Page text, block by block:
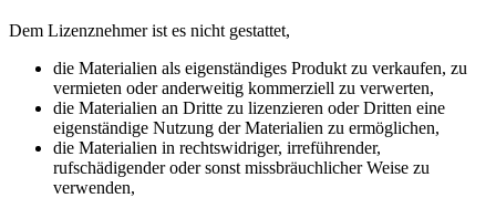
Dem Lizenznehmer ist es nicht gestattet,
die Materialien als eigenständiges Produkt zu verkaufen, zu
vermieten oder anderweitig kommerziell zu verwerten,
die Materialien an Dritte zu lizenzieren oder Dritten eine
eigenständige Nutzung der Materialien zu ermöglichen,
die Materialien in rechtswidriger, irreführender,
rufschädigender oder sonst missbräuchlicher Weise zu
verwenden,